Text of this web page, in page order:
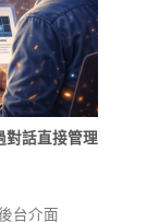
對話直接管理
台介面